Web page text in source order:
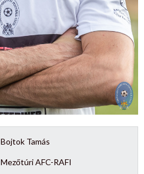
Bojtok Tamás
Mezőtúri AFC-RAFI